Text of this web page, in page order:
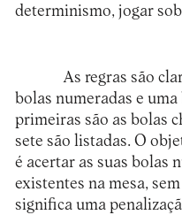
determinismo, jogar
As regras são
bolas numeradas e
primeiras são as bolas
sete são listadas. O
é acertar as suas bolas
existentes na mesa,
significa uma